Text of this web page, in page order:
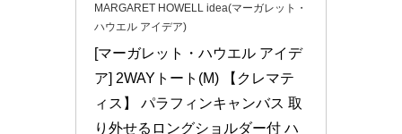
MARGARET HOWELL idea(マーガレット・
ハウエル アイデア)
[マーガレット・ハウエル アイデ
ア] 2WAYトート(M) 【クレマテ
ィス】 パラフィンキャンバス 取
り外せるロングショルダー付 ハ